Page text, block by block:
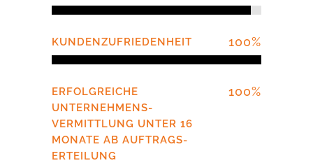
KUNDENZUFRIEDENHEIT 100%
ERFOLGREICHE
UNTERNEHMENS­
VERMITTLUNG UNTER 16
MONATE AB AUFTRAGS­
ERTEILUNG
100%